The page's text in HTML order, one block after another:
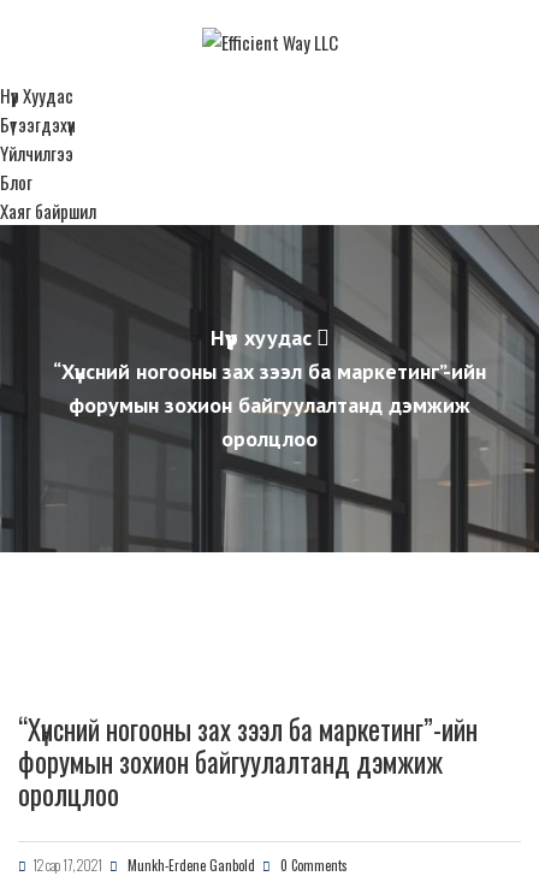
Нүүр Хуудас
Бүтээгдэхүүн
Үйлчилгээ
Блог
Хаяг байршил
Нүүр хуудас
“Хүнсний ногооны зах зээл ба маркетинг”-ийн
форумын зохион байгуулалтанд дэмжиж
оролцлоо
“Хүнсний ногооны зах зээл ба маркетинг”-ийн
форумын зохион байгуулалтанд дэмжиж
оролцлоо
12 сар 17, 2021 Munkh-Erdene Ganbold 0 Comments